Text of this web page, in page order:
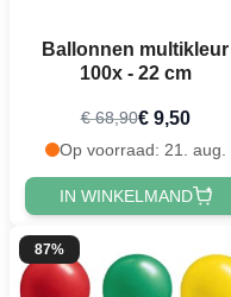
Ballonnen multikleur
100x - 22 cm
€ 68,90€ 9,50
Op voorraad: 21. aug.
IN WINKELMAND
87%